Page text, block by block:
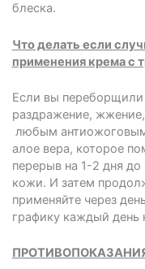
блеска.
Что делать если
применения крема с
Если вы
раздражение,
любым
алое вера, которое
перерыв на 1-2 дня
кожи. И затем
применяйте через
графику каждый день